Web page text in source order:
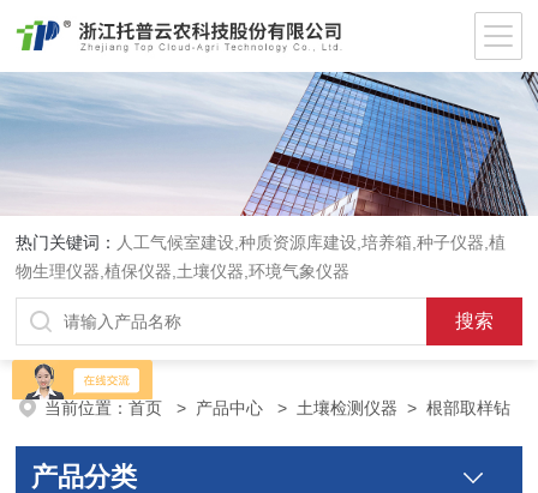
热门关键词： 人工气候室建设,种质资源库建设,培养箱,种子仪器,植
物生理仪器,植保仪器,土壤仪器,环境气象仪器
当前位置：首页 > 产品中心 > 土壤检测仪器 >根部取样钻
产品分类